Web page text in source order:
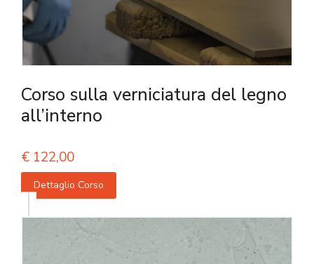
Corso sulla verniciatura del legno
all’interno
€ 122,00
Dettaglio Corso